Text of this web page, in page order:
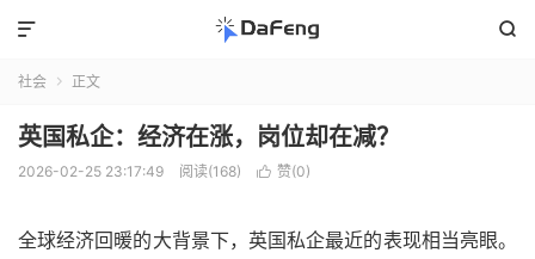


社会  正文
英国私企：经济在涨，岗位却在减？
2026-02-25 23:17:49 阅读(168)  赞(0)
全球经济回暖的大背景下，英国私企最近的表现相当亮眼。